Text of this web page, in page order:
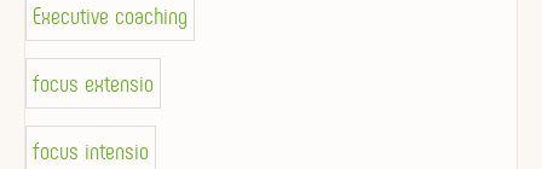
Executive coaching
focus extensio
focus intensio